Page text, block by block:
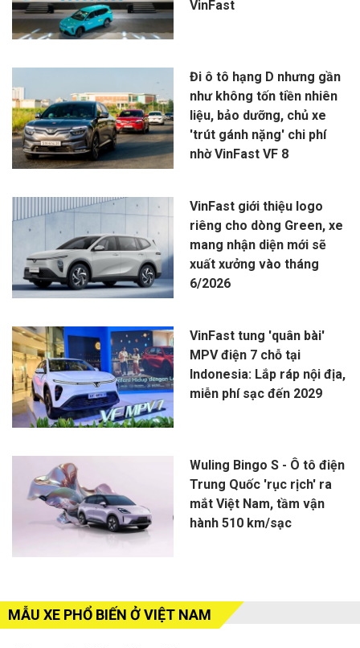
VinFast
Đi ô tô hạng D nhưng gần
như không tốn tiền nhiên
liệu, bảo dưỡng, chủ xe
'trút gánh nặng' chi phí
nhờ VinFast VF 8
VinFast giới thiệu logo
riêng cho dòng Green, xe
mang nhận diện mới sẽ
xuất xưởng vào tháng
6/2026
VinFast tung 'quân bài'
MPV điện 7 chỗ tại
Indonesia: Lắp ráp nội địa,
miễn phí sạc đến 2029
Wuling Bingo S - Ô tô điện
Trung Quốc 'rục rịch' ra
mắt Việt Nam, tầm vận
hành 510 km/sạc
MẪU XE PHỔ BIẾN Ở VIỆT NAM